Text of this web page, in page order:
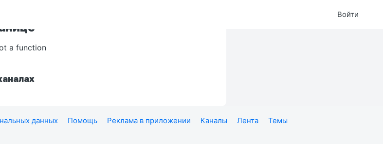
Войти
a function
данных Помощь Реклама в приложении Каналы Лента
Темы